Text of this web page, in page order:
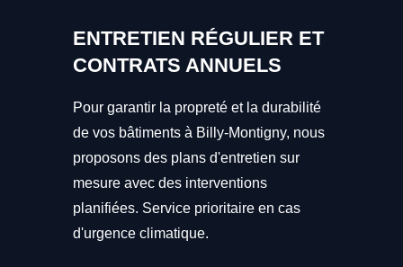
ENTRETIEN RÉGULIER ET
CONTRATS ANNUELS
Pour garantir la propreté et la durabilité
de vos bâtiments à Billy-Montigny, nous
proposons des plans d'entretien sur
mesure avec des interventions
planifiées. Service prioritaire en cas
d'urgence climatique.